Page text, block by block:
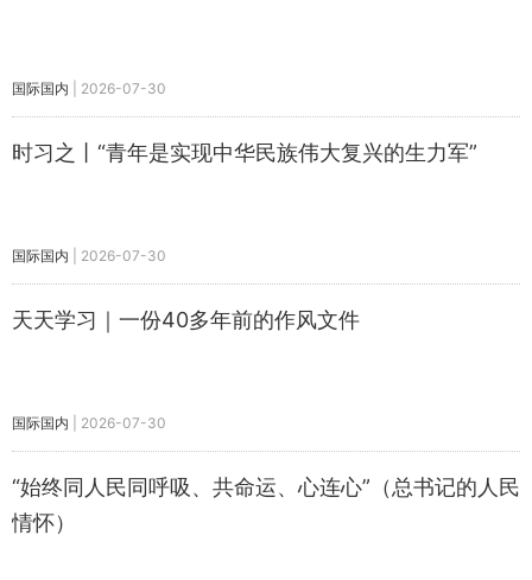
国际国内 2026-07-30
时习之丨“青年是实现中华民族伟大复兴的生力军”
国际国内 2026-07-30
天天学习｜一份40多年前的作风文件
国际国内 2026-07-30
“始终同人民同呼吸、共命运、心连心”（总书记的人民
情怀）